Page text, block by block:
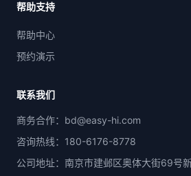
帮助支持
帮助中心
预约演示
联系我们
商务合作：bd@easy-hi.com
咨询热线：180-6176-8778
公司地址：南京市建邺区奥体大街69号